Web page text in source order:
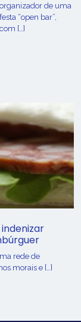
organizador de uma
festa “open bar”,
com […]
rede de
morais e […]